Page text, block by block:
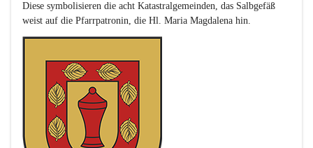
Diese symbolisieren die acht Katastralgemeinden, das Salbgefäß